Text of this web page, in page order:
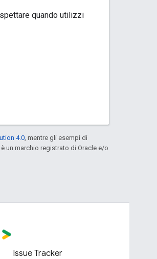
quando utilizzi
4.0 , mentre gli esempi di
è un marchio registrato di Oracle e/o
Issue Tracker